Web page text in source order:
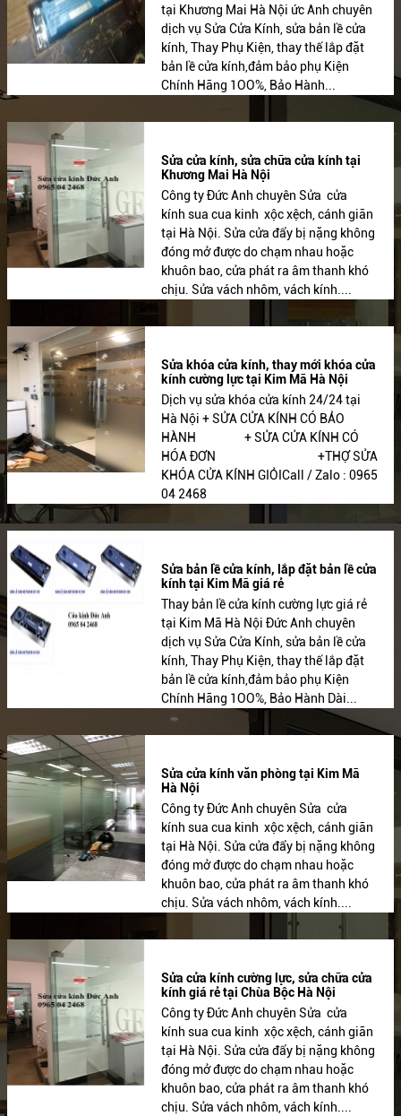
tại Khương Mai Hà Nội ức Anh chuyên
dịch vụ Sửa Cửa Kính, sửa bản lề cửa
kính, Thay Phụ Kiện, thay thế lắp đặt
bản lề cửa kính,đảm bảo phụ Kiện
Chính Hãng 1OO%, Bảo Hành...
Sửa cửa kính, sửa chữa cửa kính tại
Khương Mai Hà Nội
Công ty Đức Anh chuyên Sửa cửa
kính sua cua kinh xộc xệch, cánh giãn
tại Hà Nội. Sửa cửa đẩy bị nặng không
đóng mở được do chạm nhau hoặc
khuôn bao, cửa phát ra âm thanh khó
chịu. Sửa vách nhôm, vách kính....
Sửa khóa cửa kính, thay mới khóa cửa
kính cường lực tại Kim Mã Hà Nội
Dịch vụ sửa khóa cửa kính 24/24 tại
Hà Nội + SỬA CỬA KÍNH CÓ BẢO
HÀNH + SỬA CỬA KÍNH CÓ
HÓA ĐƠN +THỢ SỬA
KHÓA CỬA KÍNH GIỎICall / Zalo : 0965
04 2468
Sửa bản lề cửa kính, lắp đặt bản lề cửa
kính tại Kim Mã giá rẻ
Thay bản lề cửa kính cường lực giá rẻ
tại Kim Mã Hà Nội Đức Anh chuyên
dịch vụ Sửa Cửa Kính, sửa bản lề cửa
kính, Thay Phụ Kiện, thay thế lắp đặt
bản lề cửa kính,đảm bảo phụ Kiện
Chính Hãng 1OO%, Bảo Hành Dài...
Sửa cửa kính văn phòng tại Kim Mã
Hà Nội
Công ty Đức Anh chuyên Sửa cửa
kính sua cua kinh xộc xệch, cánh giãn
tại Hà Nội. Sửa cửa đẩy bị nặng không
đóng mở được do chạm nhau hoặc
khuôn bao, cửa phát ra âm thanh khó
chịu. Sửa vách nhôm, vách kính....
Sửa cửa kính cường lực, sửa chữa cửa
kính giá rẻ tại Chùa Bộc Hà Nội
Công ty Đức Anh chuyên Sửa cửa
kính sua cua kinh xộc xệch, cánh giãn
tại Hà Nội. Sửa cửa đẩy bị nặng không
đóng mở được do chạm nhau hoặc
khuôn bao, cửa phát ra âm thanh khó
chịu. Sửa vách nhôm, vách kính....